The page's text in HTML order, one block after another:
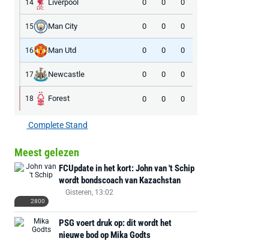
14 Liverpool 0 0 0
15 Man City 0 0 0
16 Man Utd 0 0 0
17 Newcastle 0 0 0
18 Forest 0 0 0
Complete Stand
Meest gelezen
2800
FCUpdate in het kort: John van 't Schip
wordt bondscoach van Kazachstan
Gisteren, 13:02
PSG voert druk op: dit wordt het
nieuwe bod op Mika Godts